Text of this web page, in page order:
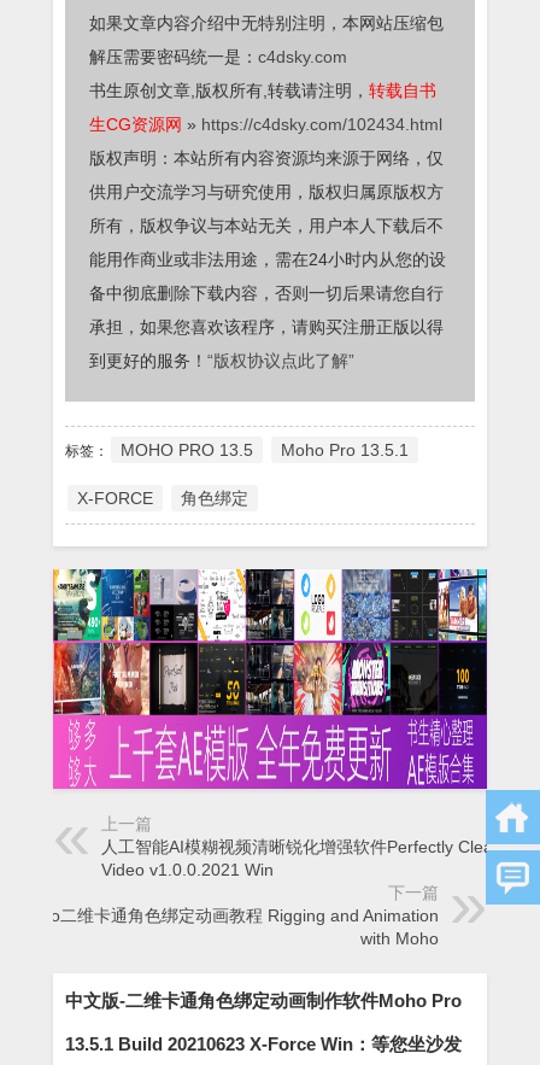
如果文章内容介绍中无特别注明，本网站压缩包
解压需要密码统一是： c4dsky.com
书生原创文章,版权所有,转载请注明， 转载自书
生CG资源网 » https://c4dsky.com/102434.html
版权声明：本站所有内容资源均来源于网络，仅
供用户交流学习与研究使用，版权归属原版权方
所有，版权争议与本站无关，用户本人下载后不
能用作商业或非法用途，需在24小时内从您的设
备中彻底删除下载内容，否则一切后果请您自行
承担，如果您喜欢该程序，请购买注册正版以得
到更好的服务！ “版权协议点此了解”
标签： MOHO PRO 13.5 Moho Pro 13.5.1
X-FORCE 角色绑定
上一篇
人工智能AI模糊视频清晰锐化增强软件Perfectly Clear
Video v1.0.0.2021 Win
下一篇
Moho二维卡通角色绑定动画教程 Rigging and Animation
with Moho
中文版-二维卡通角色绑定动画制作软件Moho Pro
13.5.1 Build 20210623 X-Force Win：等您坐沙发